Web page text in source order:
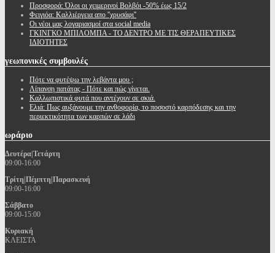
Προσφορά: Όλοι οι χειμερινοί Βολβόι -50% έως 15/2
Φειγιόα: Καλλιέργεια απο ''χρυσάφι''
Oι νέοι μας λογαριασμοί στα social media
ΓΚΙΝΓΚΟ ΜΠΙΛΟΜΠΑ - ΤΟ ΔΕΝΤΡΟ ΜΕ ΤΙΣ ΘΕΡΑΠΕΥΤΙΚΕΣ
ΙΔΙΟΤΗΤΕΣ
γεωπονικές συμβουλές
Πότε να φυτέψω την λεβάντα μου ;
Λίπανση πατάτας - Πότε και πώς γίνεται.
Καλλωπιστικά φυτά που αντέχουν σε σκιά.
Ελιά: Πως αυξάνουμε την ανθοφορία, το ποσοστό καρπόδεσης και την
περιεκτικότητα των καρπών σε λάδι
ωράριο
Δευτέρα|Τετάρτη
09:00-16:00
Τρίτη|Πέμπτη|Παρασκευή
09:00-16:00
Σάββατο
09:00-15:00
Κυριακή
ΚΛΕΙΣΤΑ